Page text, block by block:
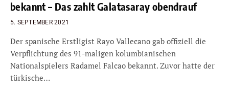
bekannt – Das zahlt Galatasaray obendrauf
5. SEPTEMBER 2021
Der spanische Erstligist Rayo Vallecano gab offiziell die
Verpflichtung des 91-maligen kolumbianischen
Nationalspielers Radamel Falcao bekannt. Zuvor hatte der
türkische…